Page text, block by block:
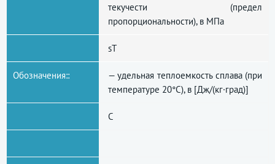
текучести (предел
пропорциональности), в МПа
sT
Обозначения::
— удельная теплоемкость сплава (при
температуре 20°С), в [Дж/(кг·град)]
C